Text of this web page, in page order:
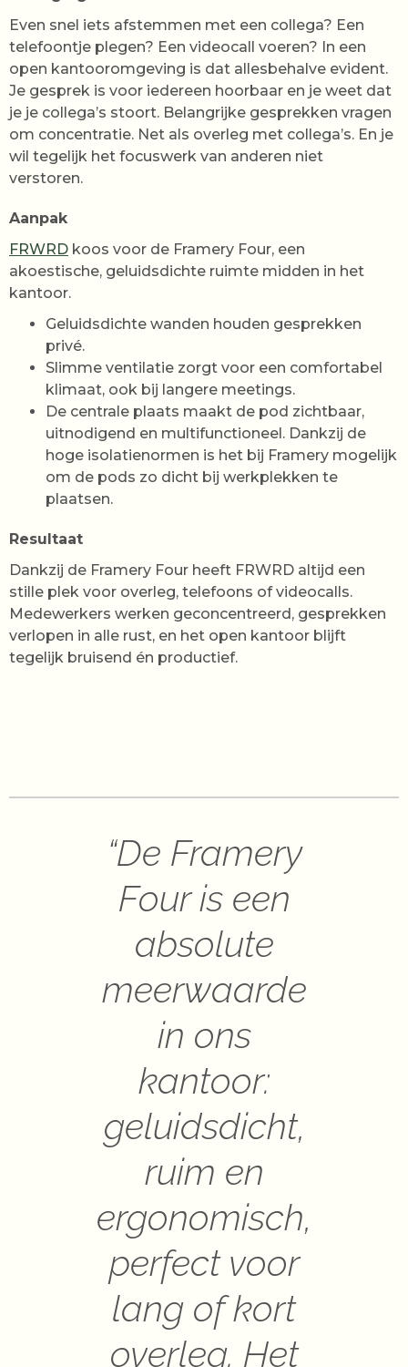
Even snel iets afstemmen met een collega? Een
telefoontje plegen? Een videocall voeren? In een
open kantooromgeving is dat allesbehalve evident.
Je gesprek is voor iedereen hoorbaar en je weet dat
je je collega’s stoort. Belangrijke gesprekken vragen
om concentratie. Net als overleg met collega’s. En je
wil tegelijk het focuswerk van anderen niet
verstoren.
Aanpak
FRWRD koos voor de Framery Four, een
akoestische, geluidsdichte ruimte midden in het
kantoor.
Geluidsdichte wanden houden gesprekken
privé.
Slimme ventilatie zorgt voor een comfortabel
klimaat, ook bij langere meetings.
De centrale plaats maakt de pod zichtbaar,
uitnodigend en multifunctioneel. Dankzij de
hoge isolatienormen is het bij Framery mogelijk
om de pods zo dicht bij werkplekken te
plaatsen.
Resultaat
Dankzij de Framery Four heeft FRWRD altijd een
stille plek voor overleg, telefoons of videocalls.
Medewerkers werken geconcentreerd, gesprekken
verlopen in alle rust, en het open kantoor blijft
tegelijk bruisend én productief.
“De Framery
Four is een
absolute
meerwaarde
in ons
kantoor:
geluidsdicht,
ruim en
ergonomisch,
perfect voor
lang of kort
overleg. Het